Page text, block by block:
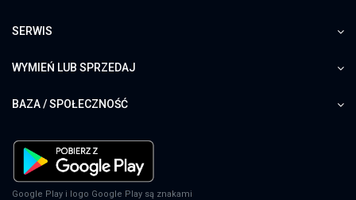
SERWIS
WYMIEŃ LUB SPRZEDAJ
BAZA / SPOŁECZNOŚĆ
Google Play i logo Google Play są znakami